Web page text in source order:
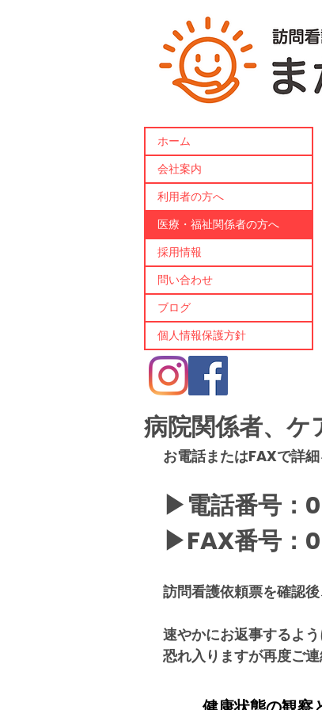
ホーム
会社案内
利用者の方へ
医療・福祉関係者の方へ
採用情報
問い合わせ
ブログ
個人情報保護方針
病院関係者、
お電話またはFAXで詳
▶電話番号：
▶FAX番号：
訪問看護依頼票を確認
速やかにお返事するよ
恐れ入りますが再度ご連